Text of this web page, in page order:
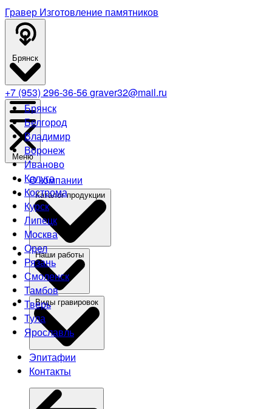
Гравер Изготовление памятников
Брянск
Брянск
Белгород
Владимир
Воронеж
Иваново
Калуга
Кострома
Курск
Липецк
Москва
Орел
Рязань
Смоленск
Тамбов
Тверь
Тула
Ярославль
+7 (953) 296-36-56graver32@mail.ru
Меню
О компании
Эпитафии
Контакты